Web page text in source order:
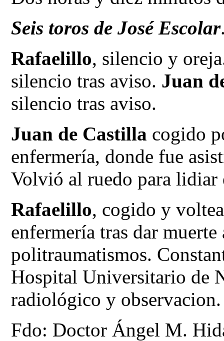
Seis toros de José Escolar
Rafaelillo, silencio y
silencio tras aviso. Juan
silencio tras aviso.
Juan de Castilla cogido
enfermería, donde fue
Volvió al ruedo para lidiar
Rafaelillo, cogido y
enfermería tras dar
politraumatismos.
Hospital Universitario de
radiológico y
Fdo: Doctor Ángel M.